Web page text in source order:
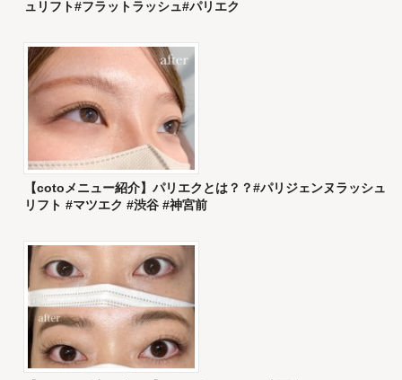
ュリフト#フラットラッシュ#パリエク
【cotoメニュー紹介】パリエクとは？？#パリジェンヌラッシュ
リフト #マツエク #渋谷 #神宮前